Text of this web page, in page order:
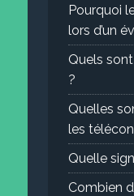
Pourquoi
lors d’un
Quels
?
Quelles
les
Quelle
Combien